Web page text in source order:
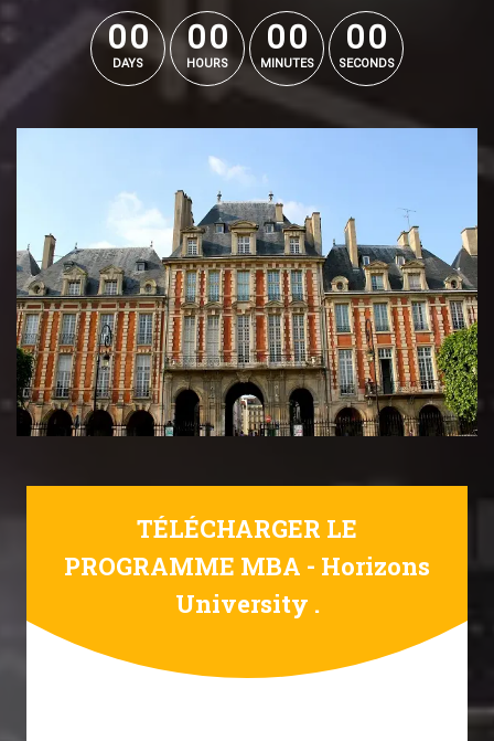
00
DAYS
00
HOURS
00
MINUTES
00
SECONDS
TÉLÉCHARGER LE
PROGRAMME MBA - Horizons
University .